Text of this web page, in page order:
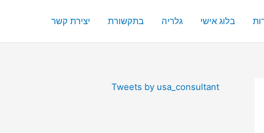
בלוג אישי גלריה בתקשורת יצירת קשר
Tweets by usa_consultant